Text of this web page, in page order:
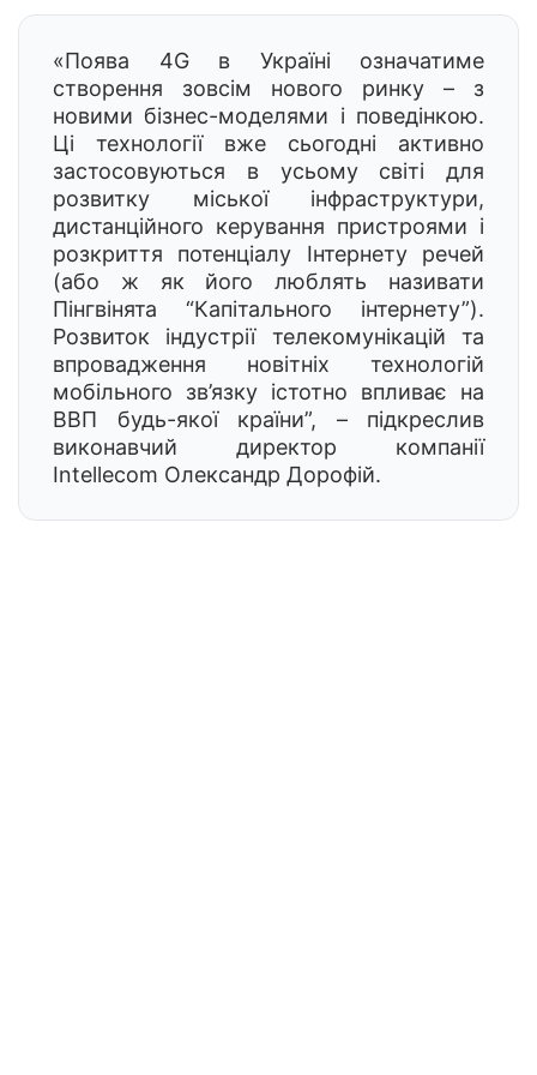
«Поява 4G в Україні означатиме
створення зовсім нового ринку – з
новими бізнес-моделями і поведінкою.
Ці технології вже сьогодні активно
застосовуються в усьому світі для
розвитку міської інфраструктури,
дистанційного керування пристроями і
розкриття потенціалу Інтернету речей
(або ж як його люблять називати
Пінгвінята “Капітального інтернету”).
Розвиток індустрії телекомунікацій та
впровадження новітніх технологій
мобільного зв’язку істотно впливає на
ВВП будь-якої країни”, – підкреслив
виконавчий директор компанії
Intellecom Олександр Дорофій.